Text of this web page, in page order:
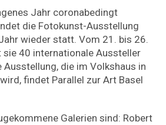
Jahr coronabedingt
die Fotokunst-Ausstellung
wieder statt. Vom 21. bis 26.
sie 40 internationale Aussteller
Ausstellung, die im Volkshaus in
findet Parallel zur Art Basel
Galerien sind: Robert